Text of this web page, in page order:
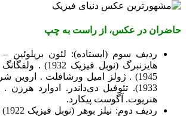
حاضران در عکس، از راست به چپ
ردیف سوم (ایستاده): لئون بریلوئین
هایزنبرگ (نوبل
1945) . ژولز امیل ورشافلت . اروین
1933). تئوفیل دی‌داندر. ادوارد
هنریوت. آگوست پیکارد.